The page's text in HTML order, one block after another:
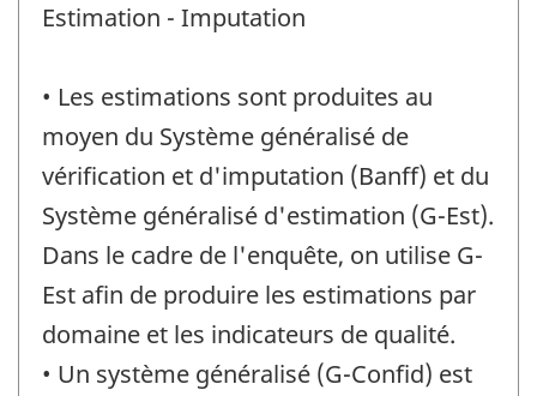
Estimation - Imputation
• Les estimations sont produites au
moyen du Système généralisé de
vérification et d'imputation (Banff) et du
Système généralisé d'estimation (G-Est).
Dans le cadre de l'enquête, on utilise G-
Est afin de produire les estimations par
domaine et les indicateurs de qualité.
• Un système généralisé (G-Confid) est